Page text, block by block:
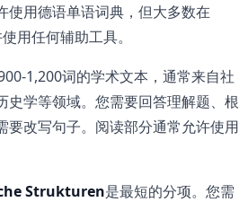
使用德语单语词典，但大多数在
用任何辅助工具。
1,200词的学术文本，通常来自社
史学等领域。您需要回答理解题、根
要改写句子。阅读部分通常允许使用
Strukturen是最短的分项。您需